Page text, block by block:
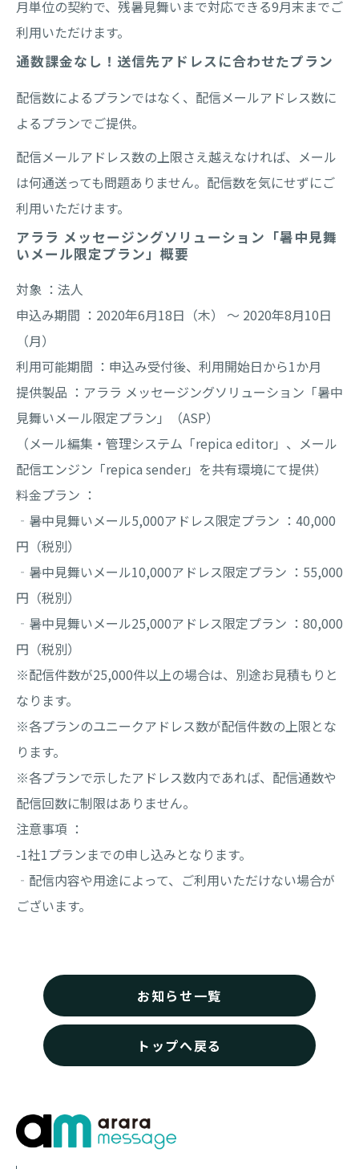
月単位の契約で、残暑見舞いまで対応できる9月末までご
利用いただけます。
通数課金なし！送信先アドレスに合わせたプラン
配信数によるプランではなく、配信メールアドレス数に
よるプランでご提供。
配信メールアドレス数の上限さえ越えなければ、メール
は何通送っても問題ありません。配信数を気にせずにご
利用いただけます。
アララ メッセージングソリューション「暑中見舞
いメール限定プラン」概要
対象 ：法人
申込み期間 ：2020年6月18日（木） ～ 2020年8月10日
（月）
利用可能期間 ：申込み受付後、利用開始日から1か月
提供製品 ：アララ メッセージングソリューション「暑中
見舞いメール限定プラン」（ASP）
（メール編集・管理システム「repica editor」、メール
配信エンジン「repica sender」を共有環境にて提供）
料金プラン ：
‐暑中見舞いメール5,000アドレス限定プラン ：40,000
円（税別）
‐暑中見舞いメール10,000アドレス限定プラン ：55,000
円（税別）
‐暑中見舞いメール25,000アドレス限定プラン ：80,000
円（税別）
※配信件数が25,000件以上の場合は、別途お見積もりと
なります。
※各プランのユニークアドレス数が配信件数の上限とな
ります。
※各プランで示したアドレス数内であれば、配信通数や
配信回数に制限はありません。
注意事項 ：
-1社1プランまでの申し込みとなります。
‐配信内容や用途によって、ご利用いただけない場合が
ございます。
お知らせ一覧
トップへ戻る